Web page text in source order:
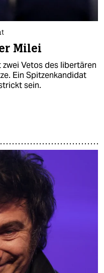
Milei
Vetos des libertären
Ein Spitzenkandidat
sein.